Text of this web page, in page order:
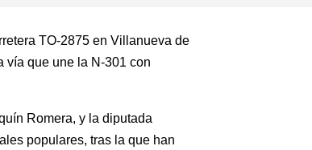
TO-2875 en Villanueva de
vía que une la N-301 con
Romera, y la diputada
populares, tras la que han